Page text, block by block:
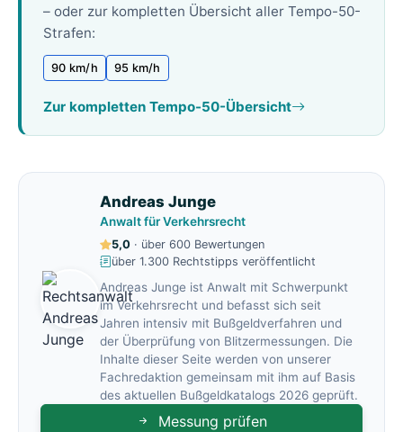
– oder zur kompletten Übersicht aller Tempo-50-
Strafen:
90 km/h 95 km/h
Zur kompletten Tempo-50-Übersicht
Andreas Junge
Anwalt für Verkehrsrecht
5,0 · über 600 Bewertungen
über 1.300 Rechtstipps veröffentlicht
Andreas Junge ist Anwalt mit Schwerpunkt
im Verkehrsrecht und befasst sich seit
Jahren intensiv mit Bußgeldverfahren und
der Überprüfung von Blitzermessungen. Die
Inhalte dieser Seite werden von unserer
Fachredaktion gemeinsam mit ihm auf Basis
des aktuellen Bußgeldkatalogs 2026 geprüft.
Messung prüfen